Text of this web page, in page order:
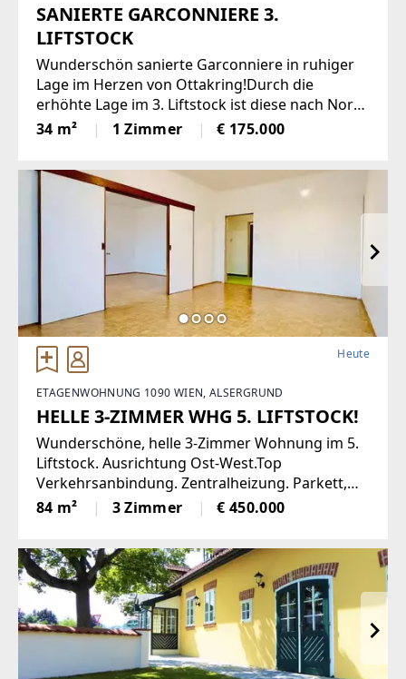
SANIERTE GARCONNIERE 3.
LIFTSTOCK
Wunderschön sanierte Garconniere in ruhiger
Lage im Herzen von Ottakring!Durch die
erhöhte Lage im 3. Liftstock ist diese nach Nord
und Süd ausgerichtete Wohnung sehr hell und
bietet eine angenehme Wohnatmosphäre. Sie
34 m² 1 Zimmer € 175.000
Heute
ETAGENWOHNUNG 1090 WIEN, ALSERGRUND
HELLE 3-ZIMMER WHG 5. LIFTSTOCK!
Wunderschöne, helle 3-Zimmer Wohnung im 5.
Liftstock. Ausrichtung Ost-West.Top
Verkehrsanbindung. Zentralheizung. Parkett,
Jalousien, Abstellraum. Kellerabteil.Diese
lichtdurchflutete Etagenwohnung bietet
84 m² 3 Zimmer € 450.000